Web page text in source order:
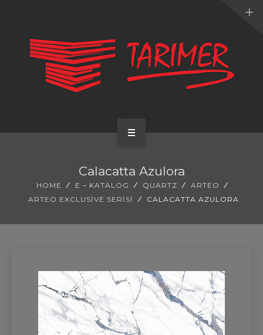
UYGULAMALARIMIZ
REFRANSLAR
İLETİŞİM
Calacatta Azulora
HOME E – KATALOG QUARTZ
ARTEO
ARTEO EXCLUSIVE SERISI
CALACATTA AZULORA